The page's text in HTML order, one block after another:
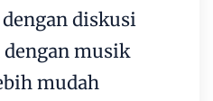
diskusi
dengan musik
mudah